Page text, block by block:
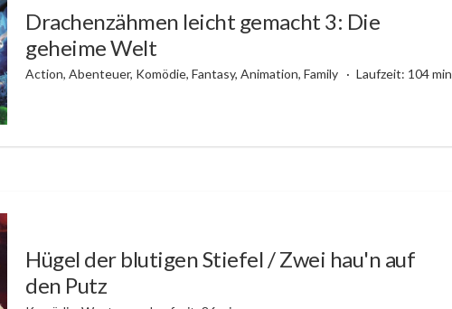
Drachenzähmen leicht gemacht 3: Die
geheime Welt
Action, Abenteuer, Komödie, Fantasy, Animation, Family Laufzeit: 104 min
Hügel der blutigen Stiefel / Zwei hau'n auf
den Putz